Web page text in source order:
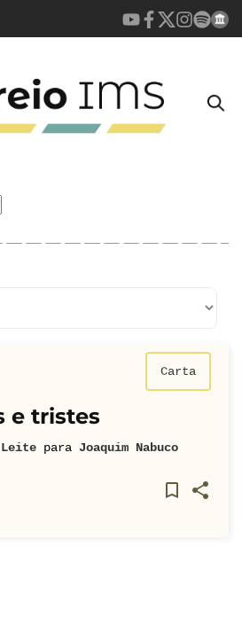
Carta
e tristes
para Joaquim Nabuco